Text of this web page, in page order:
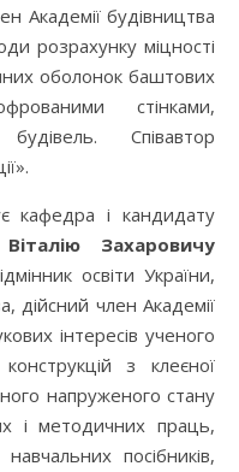
Академії будівництва
розрахунку міцності
оболонок баштових
стінками,
Співавтор
кафедра і кандидату
Віталію Захаровичу
освіти України,
дійсний член Академії
інтересів ученого
з клеєної
напруженого стану
і методичних праць,
посібників,